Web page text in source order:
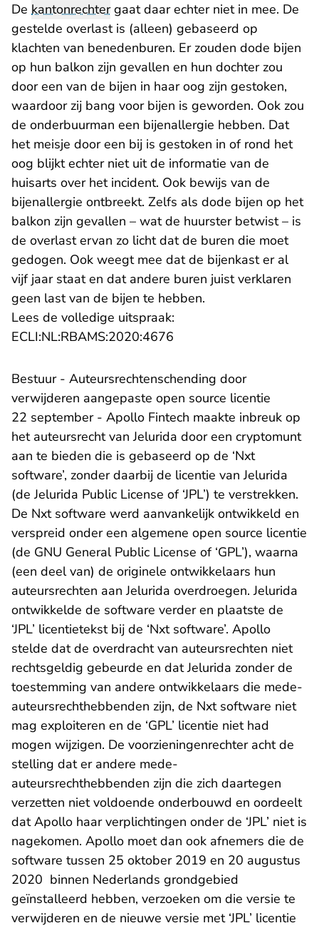
De kantonrechtergaat daar echter niet in mee. De
gestelde overlast is (alleen) gebaseerd op
klachten van benedenburen. Er zouden dode bijen
op hun balkon zijn gevallen en hun dochter zou
door een van de bijen in haar oog zijn gestoken,
waardoor zij bang voor bijen is geworden. Ook zou
de onderbuurman een bijenallergie hebben. Dat
het meisje door een bij is gestoken in of rond het
oog blijkt echter niet uit de informatie van de
huisarts over het incident. Ook bewijs van de
bijenallergie ontbreekt. Zelfs als dode bijen op het
balkon zijn gevallen – wat de huurster betwist – is
de overlast ervan zo licht dat de buren die moet
gedogen. Ook weegt mee dat de bijenkast er al
vijf jaar staat en dat andere buren juist verklaren
geen last van de bijen te hebben.
Lees de volledige uitspraak:
ECLI:NL:RBAMS:2020:4676
Bestuur - Auteursrechtenschending door
verwijderen aangepaste open source licentie
22 september - Apollo Fintech maakte inbreuk op
het auteursrecht van Jelurida door een cryptomunt
aan te bieden die is gebaseerd op de ‘Nxt
software’, zonder daarbij de licentie van Jelurida
(de Jelurida Public License of ‘JPL’) te verstrekken.
De Nxt software werd aanvankelijk ontwikkeld en
verspreid onder een algemene open source licentie
(de GNU General Public License of ‘GPL’), waarna
(een deel van) de originele ontwikkelaars hun
auteursrechten aan Jelurida overdroegen. Jelurida
ontwikkelde de software verder en plaatste de
‘JPL’ licentietekst bij de ‘Nxt software’. Apollo
stelde dat de overdracht van auteursrechten niet
rechtsgeldig gebeurde en dat Jelurida zonder de
toestemming van andere ontwikkelaars die mede-
auteursrechthebbenden zijn, de Nxt software niet
mag exploiteren en de ‘GPL’ licentie niet had
mogen wijzigen. De voorzieningenrechter acht de
stelling dat er andere mede-
auteursrechthebbenden zijn die zich daartegen
verzetten niet voldoende onderbouwd en oordeelt
dat Apollo haar verplichtingen onder de ‘JPL’ niet is
nagekomen. Apollo moet dan ook afnemers die de
software tussen 25 oktober 2019 en 20 augustus
2020 binnen Nederlands grondgebied
geïnstalleerd hebben, verzoeken om die versie te
verwijderen en de nieuwe versie met ‘JPL’ licentie